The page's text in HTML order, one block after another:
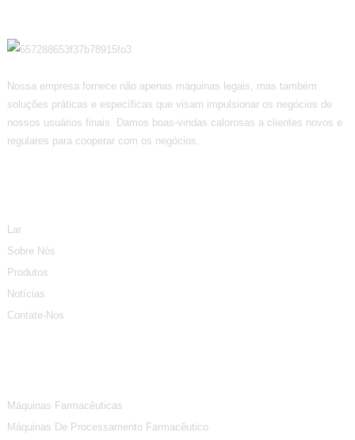
Nossa empresa fornece não apenas máquinas legais, mas também
soluções práticas e específicas que visam impulsionar os negócios de
nossos usuários finais. Damos boas-vindas calorosas a clientes novos e
regulares para cooperar com os negócios.
Lar
Sobre Nós
Produtos
Notícias
Contate-Nos
Máquinas Farmacêuticas
Máquinas De Processamento Farmacêutico